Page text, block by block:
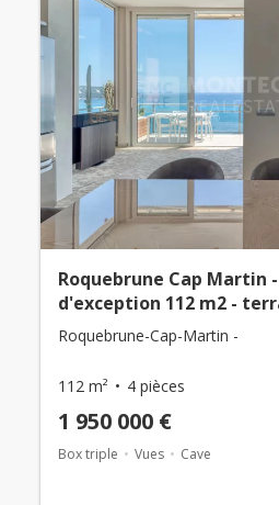
Roquebrune Cap Martin
d'exception 112 m2 -
Roquebrune-Cap-Martin -
112 m² 4 pièces
1 950 000 €
Box triple Vues Cave